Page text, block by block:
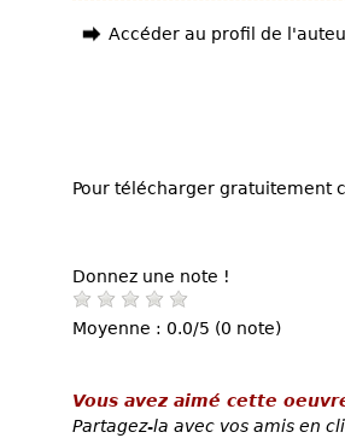
Accéder au profil de
Pour télécharger gratuitement
Donnez une note !
Moyenne : 0.0/5 (0 note)
Vous avez aimé cette
Partagez-la avec vos amis en